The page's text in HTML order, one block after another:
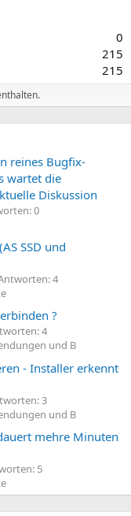
0
215
215
reines Bugfix-
wartet die
Diskussion
0
SSD und
4
?
4
und B
- Installer erkennt
3
und B
mehre Minuten
5